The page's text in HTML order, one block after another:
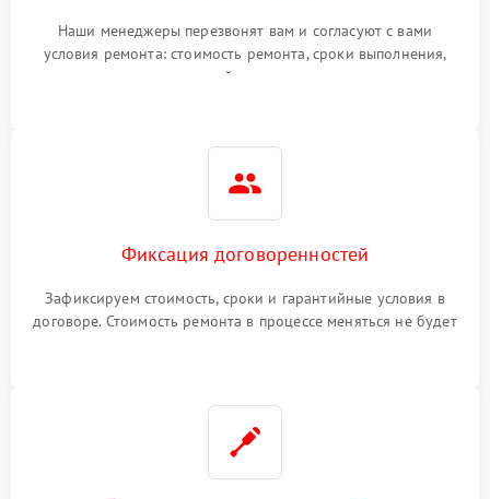
Наши менеджеры перезвонят вам и согласуют с вами
условия ремонта: стоимость ремонта, сроки выполнения,
гарантийные условия
Фиксация договоренностей
Зафиксируем стоимость, сроки и гарантийные условия в
договоре. Стоимость ремонта в процессе меняться не будет